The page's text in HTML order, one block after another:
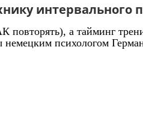
интервального
повторять), а тайминг
психологом